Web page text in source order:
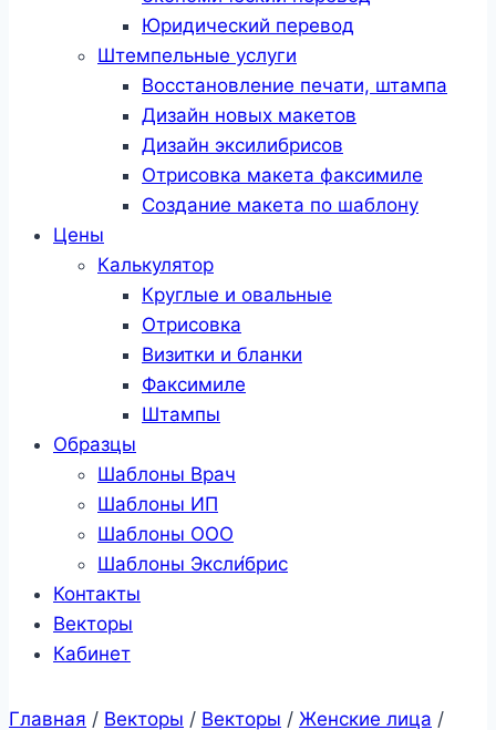
Юридический перевод
Штемпельные услуги
Восстановление печати, штампа
Дизайн новых макетов
Дизайн эксилибрисов
Отрисовка макета факсимиле
Создание макета по шаблону
Цены
Калькулятор
Круглые и овальные
Отрисовка
Визитки и бланки
Факсимиле
Штампы
Образцы
Шаблоны Врач
Шаблоны ИП
Шаблоны ООО
Шаблоны Эксли́брис
Контакты
Векторы
Кабинет
Главная / Векторы / Векторы / Женские лица /